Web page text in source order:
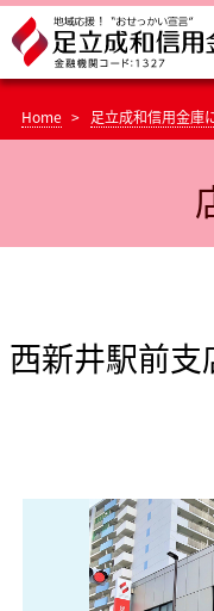
Home 足立成和信用金庫
西新井駅前